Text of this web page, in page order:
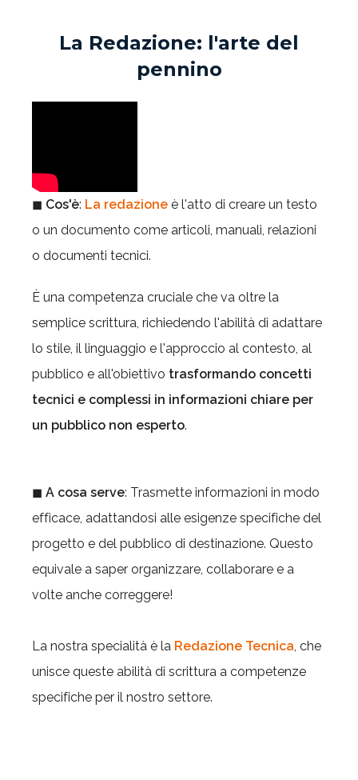
La Redazione: l'arte del
pennino
◼ Cos'è: La redazione è l'atto di creare un testo
o un documento come articoli, manuali, relazioni
o documenti tecnici.
È una competenza cruciale che va oltre la
semplice scrittura, richiedendo l'abilità di adattare
lo stile, il linguaggio e l'approccio al contesto, al
pubblico e all'obiettivo trasformando concetti
tecnici e complessi in informazioni chiare per
un pubblico non esperto.
◼ A cosa serve: Trasmette informazioni in modo
efficace, adattandosi alle esigenze specifiche del
progetto e del pubblico di destinazione. Questo
equivale a saper organizzare, collaborare e a
volte anche correggere!
La nostra specialità è la Redazione Tecnica, che
unisce queste abilità di scrittura a competenze
specifiche per il nostro settore.